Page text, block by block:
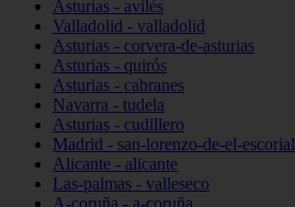
Asturias - avilés
Valladolid - valladolid
Asturias - corvera-de-asturias
Asturias - quirós
Asturias - cabranes
Navarra - tudela
Asturias - cudillero
Madrid - san-lorenzo-de-el-escorial
Alicante - alicante
Las-palmas - valleseco
A-coruña - a-coruña